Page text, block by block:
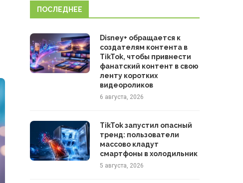
ПОСЛЕДНЕЕ
Disney+ обращается к
создателям контента в
TikTok, чтобы привнести
фанатский контент в свою
ленту коротких
видеороликов
6 августа, 2026
TikTok запустил опасный
тренд: пользователи
массово кладут
смартфоны в холодильник
5 августа, 2026